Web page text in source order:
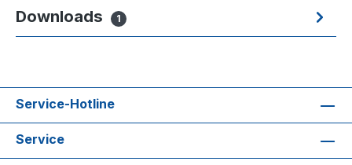
Downloads
1
Service-Hotline
Service